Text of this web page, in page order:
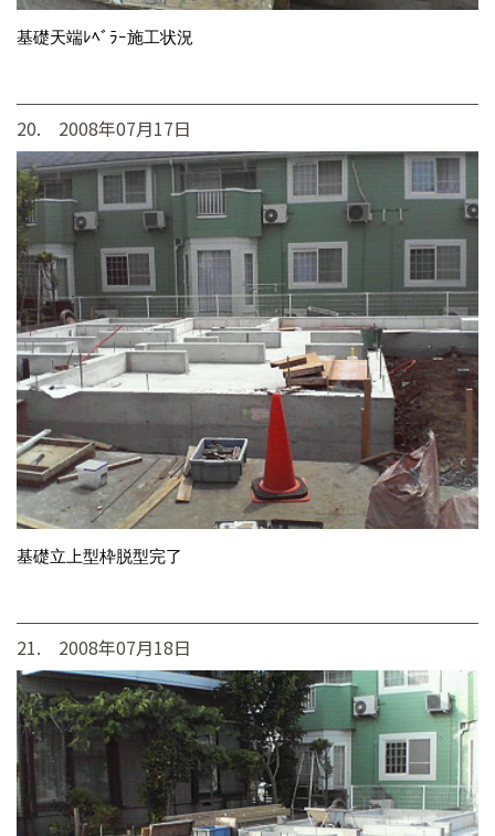
基礎天端ﾚﾍﾞﾗｰ施工状況
20. 2008年07月17日
基礎立上型枠脱型完了
21. 2008年07月18日